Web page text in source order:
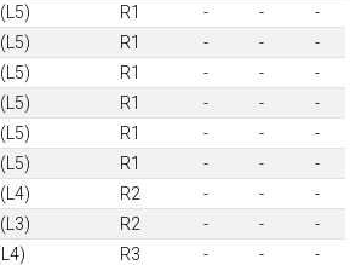
R1 - -
-
R1 - -
-
R1 - -
-
R1 - -
-
R1 - -
-
R1 - -
-
R2 - -
-
R2 - -
-
R3 - -
-